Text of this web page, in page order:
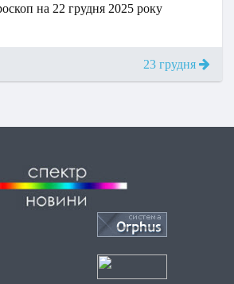
на 22 грудня 2025 року
23 грудня